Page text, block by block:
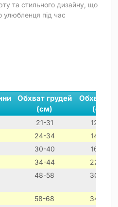
та стильного дизайну, що
улюбленця під час
Обхват грудей
(см)
Обхват
(см)
21-31
12-22
24-34
14-24
30-40
16-26
34-44
22-32
48-58 30-40
58-68
34-44